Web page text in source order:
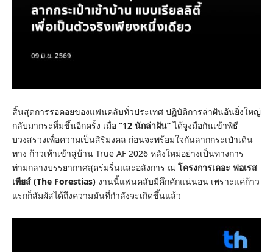
สิ้นสุดการรอคอยของแฟนคลับทั่วประเทศ ปฏิบัติการล่าฝันอันยิ่งใหญ่
กลับมากระหึ่มขึ้นอีกครั้ง เมื่อ “12 นักล่าฝัน”ได้จูงมือกันเข้าพิธี
บวงสรวงเพื่อความเป็นสิริมงคล ก่อนจะพร้อมใจกันลากกระเป๋าเดิน
ทาง ก้าวเท้าเข้าสู่บ้าน True AF 2026 หลังใหม่อย่างเป็นทางการ
ท่ามกลางบรรยากาศสุดร่มรื่นและอลังการ ณ โครงการเดอะ ฟอเรส
เทียส์ (The Forestias) งานนี้แฟนคลับมีคึกคักแน่นอน เพราะแค่ก้าว
แรกก็สัมผัสได้ถึงความมันที่กำลังจะเกิดขึ้นแล้ว